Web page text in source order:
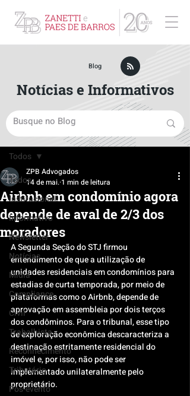
Post
Todos
Institucional
Informativo
Newsletter
Notícias
Mídia
Compliance
Civil
Trabalhista
Reconhecimento
Tributário
Pós-evento
Todos
Airbnb em condomínio agora
depende de aval de 2/3 dos
moradores
ZPB Advogados
14 de mai. 1 min de leitura
A Segunda Seção do STJ firmou
entendimento de que a utilização de
unidades residenciais em condomínios para
estadias de curta temporada, por meio de
plataformas como o Airbnb, depende de
aprovação em assembleia por dois terços
dos condôminos. Para o tribunal, esse tipo
de exploração econômica descaracteriza a
destinação estritamente residencial do
imóvel e, por isso, não pode ser
implementado unilateralmente pelo
proprietário.
Blog
Notícias e Informativos